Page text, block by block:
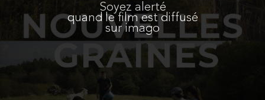
Soyez alerté
quand le film est diffusé
sur imago